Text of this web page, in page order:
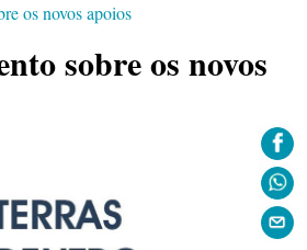
os novos apoios
sobre os novos